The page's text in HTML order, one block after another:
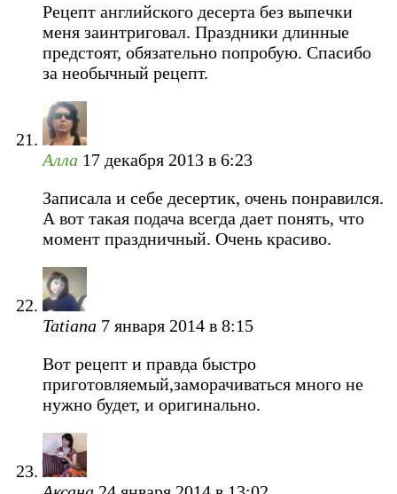
Рецепт английского десерта без выпечки
меня заинтриговал. Праздники длинные
предстоят, обязательно попробую. Спасибо
за необычный рецепт.
Алла 17 декабря 2013 в 6:23
Записала и себе десертик, очень понравился.
А вот такая подача всегда дает понять, что
момент праздничный. Очень красиво.
Tatiana 7 января 2014 в 8:15
Вот рецепт и правда быстро
приготовляемый,заморачиваться много не
нужно будет, и оригинально.